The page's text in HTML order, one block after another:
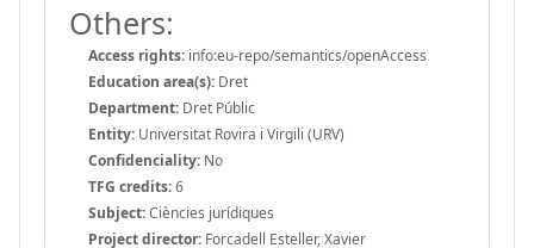
Others:
Access rights: info:eu-repo/semantics/openAccess
Education area(s): Dret
Department: Dret Públic
Entity: Universitat Rovira i Virgili (URV)
Confidenciality: No
TFG credits:6
Subject:Ciències jurídiques
Project director: Forcadell Esteller, Xavier